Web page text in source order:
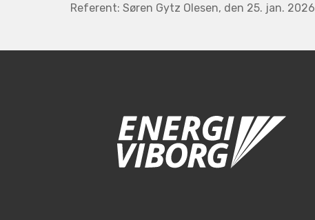
Referent: Søren Gytz Olesen, den 25. jan. 2026